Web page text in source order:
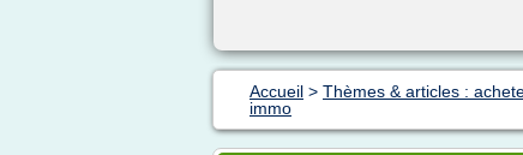
Accueil > Thèmes & articles :
immo